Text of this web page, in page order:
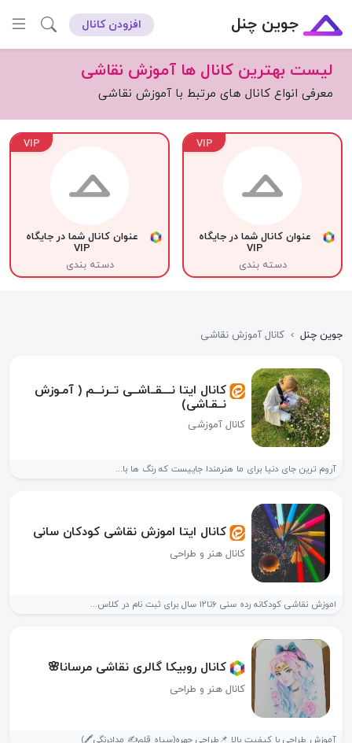
جوین چنل افزودن کانال
لیست بهترین کانال ها آموزش نقاشی
معرفی انواع کانال های مرتبط با آموزش نقاشی
VIP
عنوان کانال شما در جایگاه
VIP
دسته بندی
VIP
عنوان کانال شما در جایگاه
VIP
دسته بندی
جوین چنل › کانال آموزش نقاشی
کانال ایتا نــــقــاشــی تــرنـــم ( آمـوزش
نــقـاشی)
کانال آموزشی
آروم ترین جای دنیا برای ما هنرمندا جاییست که رنگ ها با...
کانال ایتا اموزش نقاشی کودکان سانی
کانال هنر و طراحی
اموزش نقاشی کودکانه رده سنی ۶تا۱۲ سال برای ثبت نام در کلاس...
کانال روبیکا گالری نقاشی مرسانا🌸
کانال هنر و طراحی
آموزش طراحی با کیفیت بالا 📌طراحی چهره(سیاه قلم⁦✍️⁩ مدادرنگی⁦🖍️⁩)